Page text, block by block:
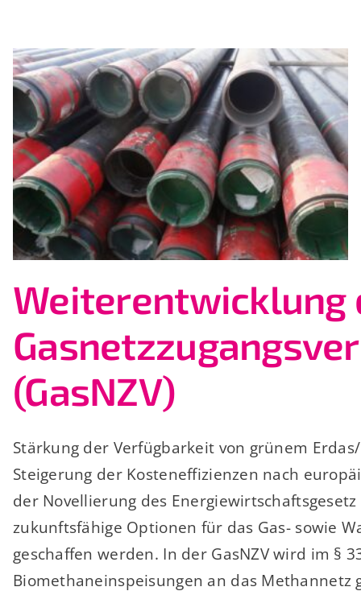
Weiterentwicklung
(GasNZV)
Stärkung der Verfügbarkeit von grünem
Steigerung der Kosteneffizienzen nach
der Novellierung des
zukunftsfähige Optionen für das Gas- sowie
geschaffen werden. In der GasNZV wird im §
Biomethaneinspeisungen an das Methannetz